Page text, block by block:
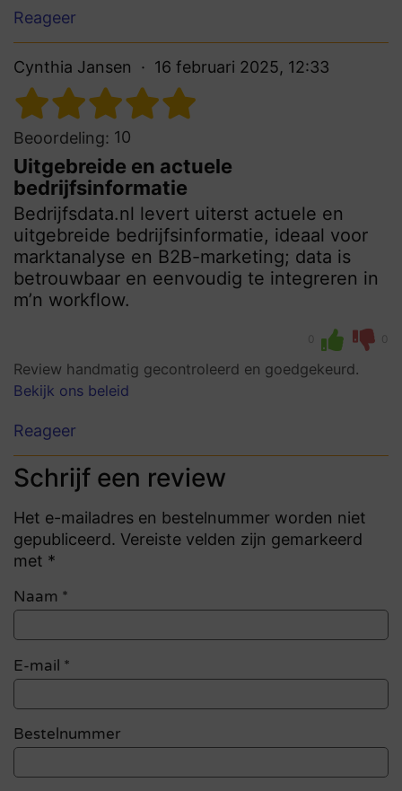
Reageer
Cynthia Jansen 16 februari 2025, 12:33
Beoordeling: 10
Uitgebreide en actuele
bedrijfsinformatie
Bedrijfsdata.nl levert uiterst actuele en
uitgebreide bedrijfsinformatie, ideaal voor
marktanalyse en B2B-marketing; data is
betrouwbaar en eenvoudig te integreren in
m’n workflow.
0 0
Review handmatig gecontroleerd en goedgekeurd.
Bekijk ons beleid
Reageer
Schrijf een review
Het e-mailadres en bestelnummer worden niet
gepubliceerd. Vereiste velden zijn gemarkeerd
met *
Naam *
E-mail *
Bestelnummer